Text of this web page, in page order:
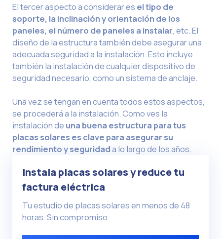
El tercer aspecto a considerar es el tipo de
soporte, la inclinación y orientación de los
paneles, el número de paneles a instalar, etc. El
diseño de la estructura también debe asegurar una
adecuada seguridad a la instalación. Esto incluye
también la instalación de cualquier dispositivo de
seguridad necesario, como un sistema de anclaje.
Una vez se tengan en cuenta todos estos aspectos,
se procederá a la instalación. Como ves la
instalación de una buena estructura para tus
placas solares es clave para asegurar su
rendimiento y seguridada lo largo de los años.
Instala placas solares y reduce tu
factura eléctrica
Tu estudio de placas solares en menos de 48
horas. Sin compromiso.